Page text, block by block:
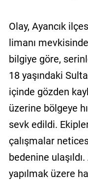
Künye
İletişim
Gizlilik
Politikası
Olay, Ayancık
limanı
bilgiye göre,
18 yaşındaki
içinde gözden
üzerine bölgeye
sevk edildi.
çalışmalar
bedenine
yapılmak üzere